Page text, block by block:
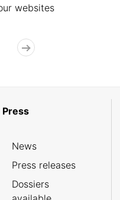
websites
Press
News
Press releases
Dossiers